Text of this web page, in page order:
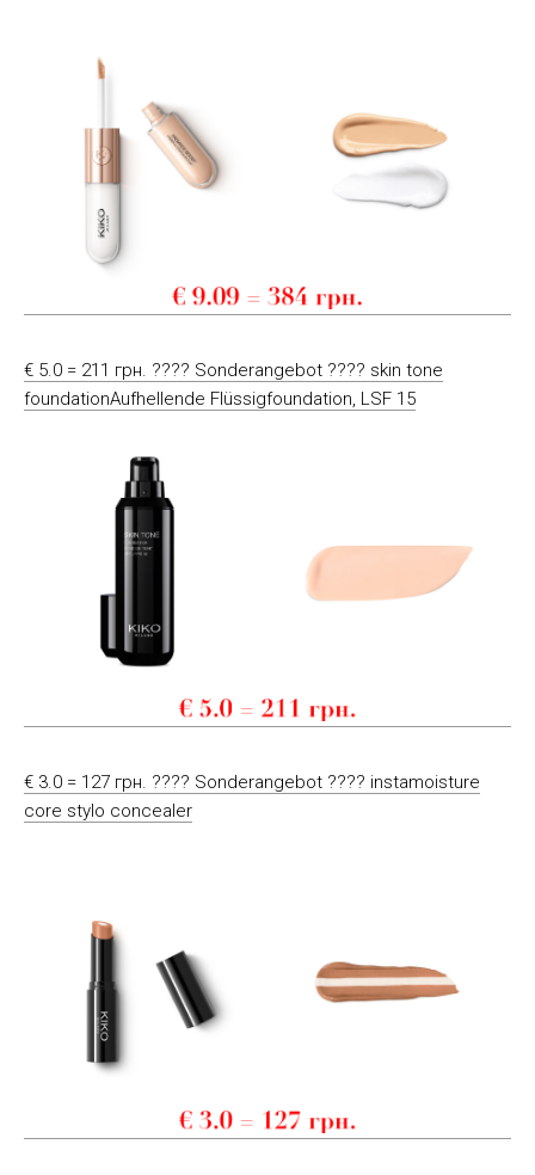
€ 5.0 = 211 грн. ???? Sonderangebot ???? skin tone
foundationAufhellende Flüssigfoundation, LSF 15
€ 3.0 = 127 грн. ???? Sonderangebot ???? instamoisture
core stylo concealer